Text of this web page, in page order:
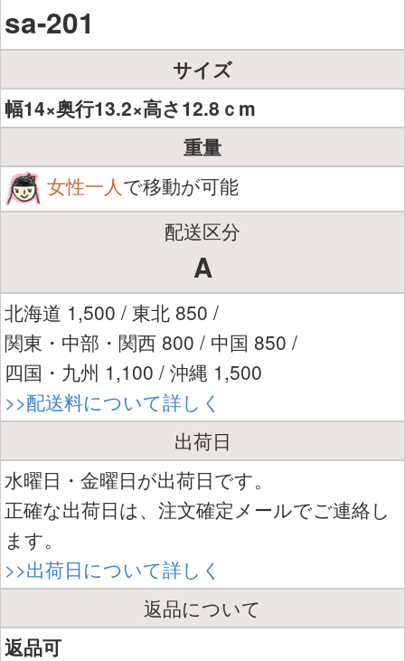
sa-201
サイズ
幅14×奥行13.2×高さ12.8ｃm
重量
女性一人で移動が可能
配送区分
A
北海道 1,500 / 東北 850 /
関東・中部・関西 800 / 中国 850 /
四国・九州 1,100 / 沖縄 1,500
>>配送料について詳しく
出荷日
水曜日・金曜日が出荷日です。
正確な出荷日は、注文確定メールでご連絡し
ます。
>>出荷日について詳しく
返品について
返品可